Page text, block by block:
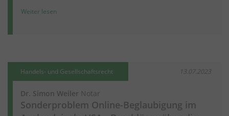
Weiter lesen
Handels- und Gesellschaftsrecht 13.07.2023
Dr. Simon Weiler Notar
Sonderproblem Online-Beglaubigung im